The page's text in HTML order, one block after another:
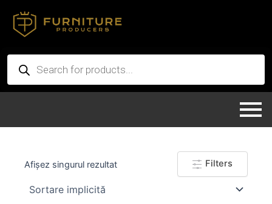
content
Products
search
Filters
Afișez singurul rezultat